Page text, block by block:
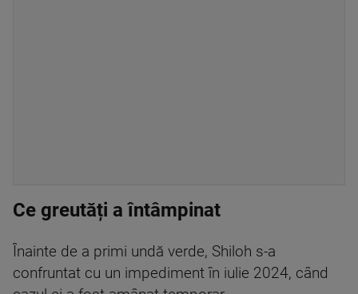
Ce greutăți a întâmpinat
Înainte de a primi undă verde, Shiloh s-a
confruntat cu un impediment în iulie 2024, când